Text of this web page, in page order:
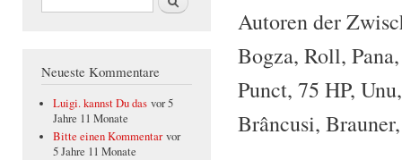
Neueste Kommentare
Luigi. kannst Du das vor 5
Jahre 11 Monate
Bitte einen Kommentar vor
5 Jahre 11 Monate
Autoren der
Bogza, Roll,
Punct, 75 HP,
Brâncusi,